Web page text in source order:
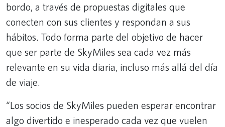
bordo, a través de propuestas digitales que
conecten con sus clientes y respondan a sus
hábitos. Todo forma parte del objetivo de hacer
que ser parte de SkyMiles sea cada vez más
relevante en su vida diaria, incluso más allá del día
de viaje.
“Los socios de SkyMiles pueden esperar encontrar
algo divertido e inesperado cada vez que vuelen